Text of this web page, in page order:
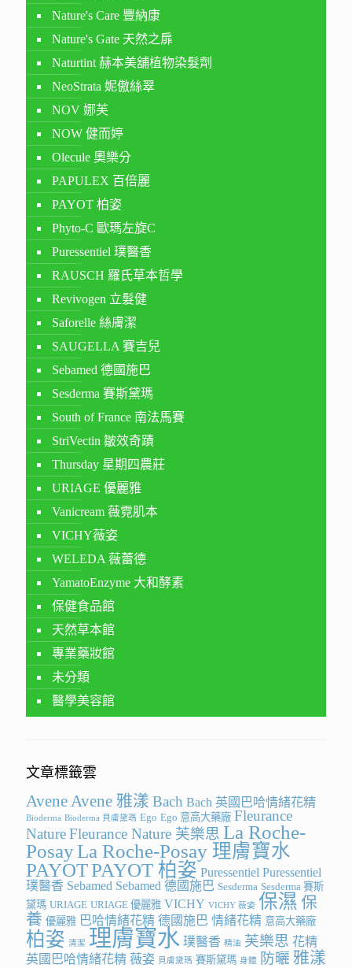
Nature's Care 豐納康
Nature's Gate 天然之扉
Naturtint 赫本美舖植物染髮劑
NeoStrata 妮傲絲翠
NOV 娜芙
NOW 健而婷
Olecule 奧樂分
PAPULEX 百倍麗
PAYOT 柏姿
Phyto-C 歐瑪左旋C
Puressentiel 璞醫香
RAUSCH 羅氏草本哲學
Revivogen 立髮健
Saforelle 絲膚潔
SAUGELLA 賽吉兒
Sebamed 德國施巴
Sesderma 賽斯黛瑪
South of France 南法馬賽
StriVectin 皺效奇蹟
Thursday 星期四農莊
URIAGE 優麗雅
Vanicream 薇霓肌本
VICHY薇姿
WELEDA 薇蕾德
YamatoEnzyme 大和酵素
保健食品館
天然草本館
專業藥妝館
未分類
醫學美容館
文章標籤雲
Avene Avene 雅漾 Bach Bach 英國巴哈情緒花精
Bioderma Bioderma 貝膚黛瑪 Ego Ego 意高大藥廠 Fleurance
NatureFleurance Nature 芙樂思 La Roche-
PosayLa Roche-Posay 理膚寶水
PAYOTPAYOT 柏姿 Puressentiel Puressentiel
璞醫香 Sebamed Sebamed 德國施巴 Sesderma Sesderma 賽斯
黛瑪 URIAGE URIAGE 優麗雅 VICHY VICHY 薇姿 保濕 保
養 優麗雅 巴哈情緒花精 德國施巴 情緒花精 意高大藥廠
柏姿 清潔 理膚寶水 璞醫香 精油 芙樂思 花精
英國巴哈情緒花精 薇姿 貝膚黛瑪 賽斯黛瑪 身體 防曬 雅漾